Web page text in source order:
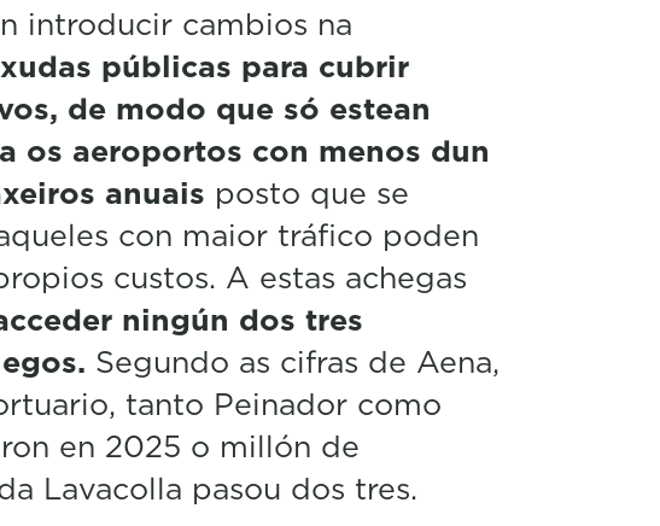
introducir cambios na
públicas para cubrir
de modo que só estean
os aeroportos con menos dun
anuais posto que se
con maior tráfico poden
custos. A estas achegas
ningún dos tres
Segundo as cifras de Aena,
tanto Peinador como
en 2025 o millón de
Lavacolla pasou dos tres.